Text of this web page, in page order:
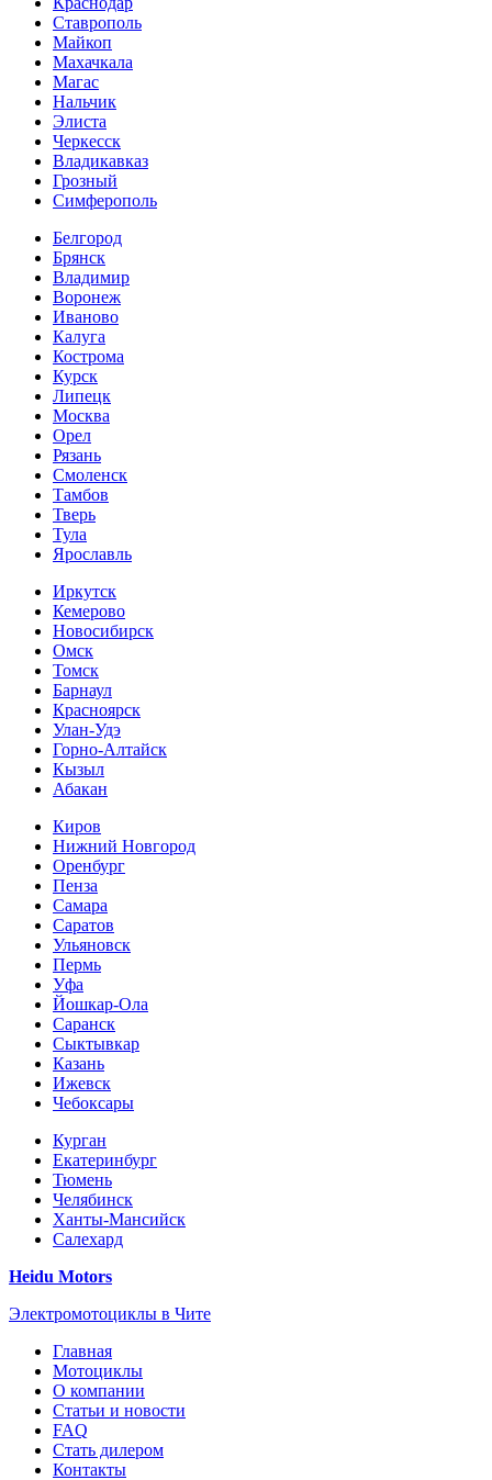
Ставрополь
Майкоп
Махачкала
Магас
Нальчик
Элиста
Черкесск
Владикавказ
Грозный
Симферополь
Белгород
Брянск
Владимир
Воронеж
Иваново
Калуга
Кострома
Курск
Липецк
Москва
Орел
Рязань
Смоленск
Тамбов
Тверь
Тула
Ярославль
Иркутск
Кемерово
Новосибирск
Омск
Томск
Барнаул
Красноярск
Улан-Удэ
Горно-Алтайск
Кызыл
Абакан
Киров
Нижний Новгород
Оренбург
Пенза
Самара
Саратов
Ульяновск
Пермь
Уфа
Йошкар-Ола
Саранск
Сыктывкар
Казань
Ижевск
Чебоксары
Курган
Екатеринбург
Тюмень
Челябинск
Ханты-Мансийск
Салехард
Heidu Motors
Электромотоциклы в Чите
Главная
Мотоциклы
О компании
Статьи и новости
FAQ
Стать дилером
Контакты